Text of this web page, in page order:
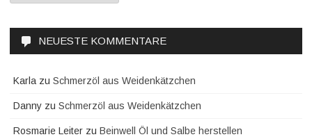
NEUESTE KOMMENTARE
Karla zu Schmerzöl aus Weidenkätzchen
Danny zu Schmerzöl aus Weidenkätzchen
Rosmarie Leiter zu Beinwell Öl und Salbe herstellen